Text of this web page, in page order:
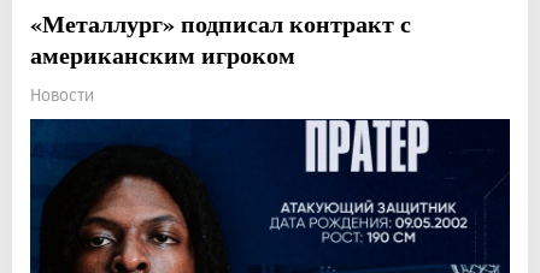
«Металлург» подписал контракт с
американским игроком
Новости